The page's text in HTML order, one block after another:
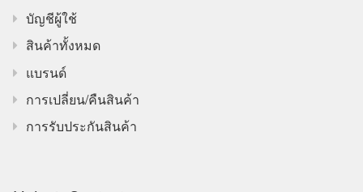
บัญชีผู้ใช้
สินค้าทั้งหมด
แบรนด์
การเปลี่ยน/คืนสินค้า
การรับประกันสินค้า